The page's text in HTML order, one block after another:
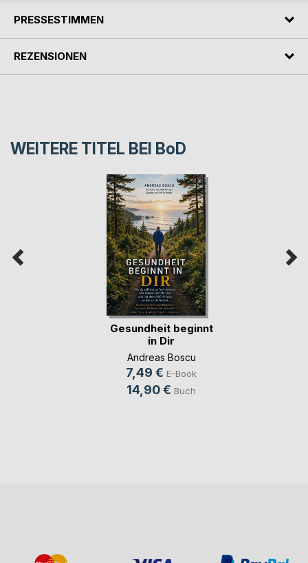
PRESSESTIMMEN
REZENSIONEN
WEITERE TITEL BEI BoD
Gesundheit beginnt
in Dir
Andreas Boscu
7,49 € E-Book
14,90 € Buch